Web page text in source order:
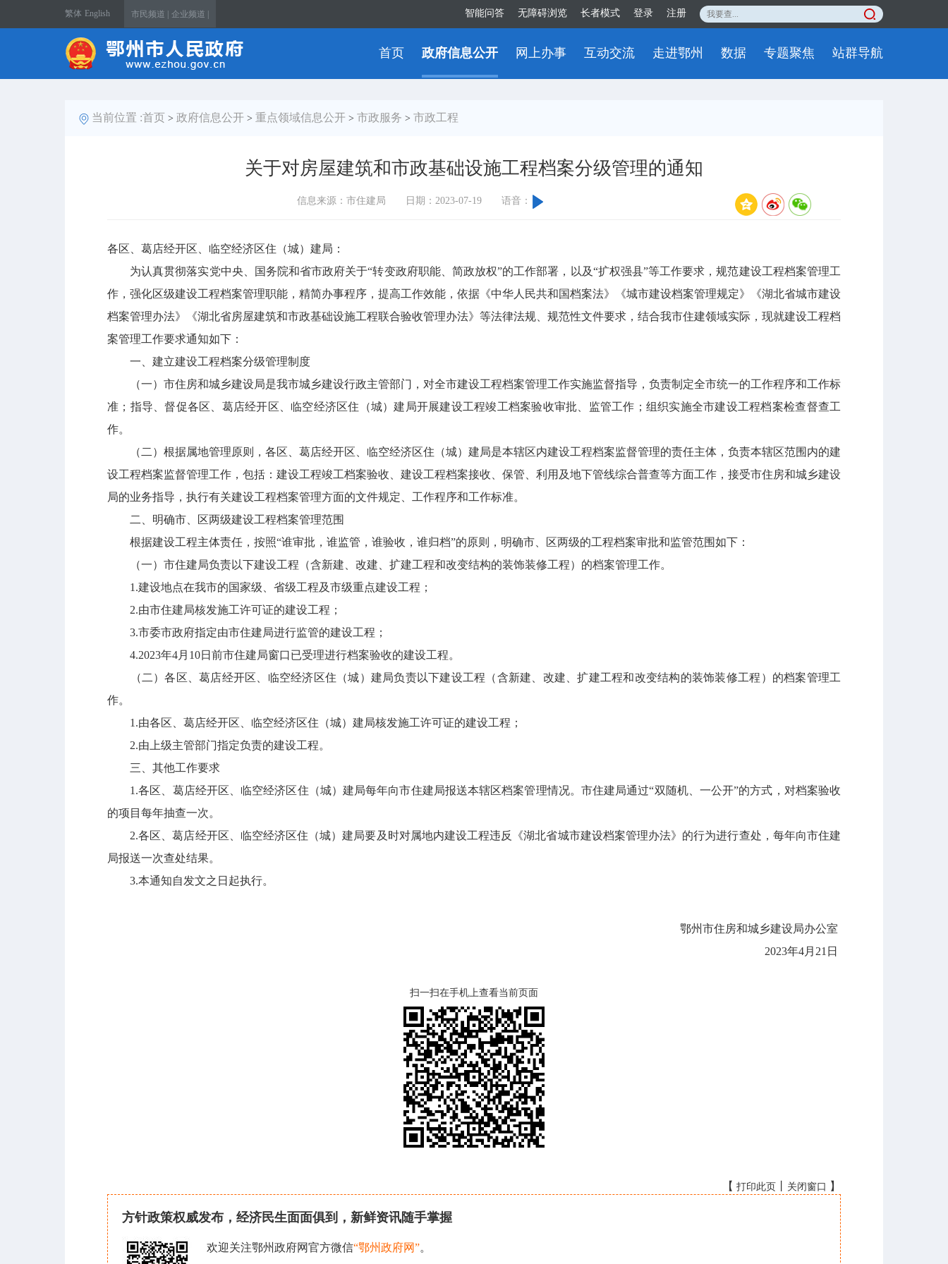
繁体 English 市民频道 | 企业频道 | 智能问答 无障碍浏览 长者模式 登录 注册
首页 政府信息公开 网上办事 互动交流 走进鄂州 数据 专题聚焦 站群导航
当前位置 :首页 > 政府信息公开 > 重点领域信息公开 > 市政服务 > 市政工程
关于对房屋建筑和市政基础设施工程档案分级管理的通知
信息来源：市住建局 日期：2023-07-19 语音：
各区、 葛店经开区 、临空经济区住（城）建局：
为认真贯彻落实党中央、国务院和省市政府关于“转变政府职能、简政放权”的工作部署，以及“扩权强县”等工作要求，规范建设工程档案管理工
作，强化区级建设工程档案管理职能，精简办事程序，提高工作效能，依据《中华人民共和国档案法》《城市建设档案管理规定》《湖北省城市建设
档案管理办法》《湖北省房屋建筑和市政基础设施工程联合验收管理办法》等法律法规
规范性文件要求，结合我市住建领域实际，现就建设工程档
案管理工作要求通知如下：
一、建立建设工程档案分级管理制度
（一）市住房和城乡建设局是我市城乡建设行政主管部门，对全市建设工程档案管理工作实施监督指导，负责制定全市统一的工作程序和工作标
准；指导、督促各区、 葛店经开区 、临空经济区住（城）建局开展建设工程竣工档案验收审批、监管工作；组织实施全市建设工程档案检查督查工
作。
（二）根据属地管理原则，各区、 葛店经开区 、临空经济区住（城）建局是本辖区内建设工程档案监督管理的责任主体，负责本辖区范围内的建
设工程档案监督管理工作，包括：建设工程竣工档案验收、建设工程档案接收、保管、利用及地下管线综合普查等方面工作，接受市住房和城乡建设
局的业务指导，执行有关建设工程档案管理方面的文件规定、工作程序和工作标准。
二、明确市、区两级建设工程档案管理范围
根据建设工程主体责任，按照“谁审批，谁监管，谁验收，谁归档”的原则，明确市、区两级的工程档案审批和监管范围如下：
（一）市住建局负责以下建设工程（含新建、改建、扩建工程和改变结构的装饰装修工程）的档案管理工作。
1.建设地点在我市的国家级、省级工程及市级重点建设工程；
2.由市住建局核发施工许可证的建设工程；
3.市委市政府指定由市住建局进行监管的建设工程；
4.2023年4月10日前市住建局窗口已受理进行档案验收的建设工程。
（二）各区、葛店经开区 、临空经济区住（城）建局负责以下建设工程（含新建、改建、扩建工程和改变结构的装饰装修工程）的档案管理工
作。
1.由各区、 葛店经开区 、临空经济区住（城）建局核发施工许可证的建设工程；
2.由上级主管部门指定负责的建设工程。
三、其他工作要求
1.各区、 葛店经开区 、临空经济区住（城）建局每年向市住建局报送本辖区档案管理情况。市住建局通过“双随机、一公开”的方式，对档案验收
的项目每年抽查一次。
2.各区、葛店经开区 、临空经济区住（城）建局要及时对属地内建设工程违反《湖北省城市建设档案管理办法》的行为进行查处，每年向市住建
局报送一次查处结果。
3.本通知自发文之日起执行。
鄂州市住房和城乡建设局办公室
2023年4月 21 日
扫一扫在手机上查看当前页面
【 打印此页 关闭窗口 】
方针政策权威发布，经济民生面面俱到，新鲜资讯随手掌握
欢迎关注鄂州政府网官方微信“鄂州政府网”。